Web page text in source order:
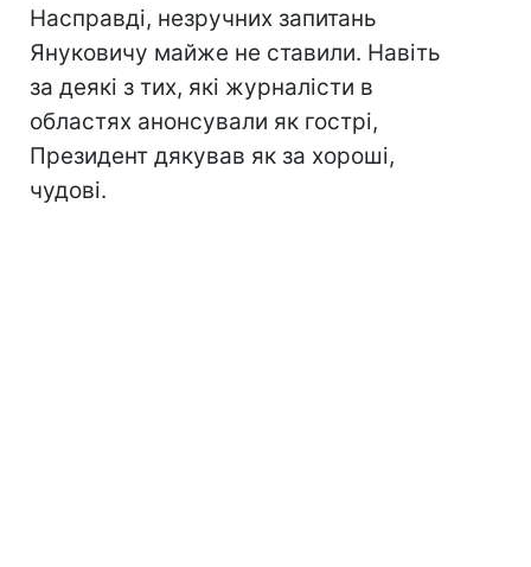
Насправді, незручних запитань
Януковичу майже не ставили. Навіть
за деякі з тих, які журналісти в
областях анонсували як гострі,
Президент дякував як за хороші,
чудові.